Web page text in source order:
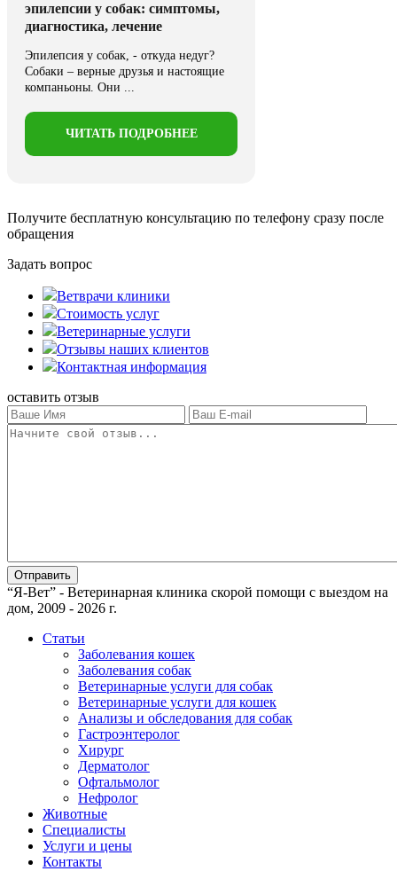
эпилепсии у собак: симптомы,
диагностика, лечение
Эпилепсия у собак, - откуда недуг?
Собаки – верные друзья и настоящие
компаньоны. Они ...
ЧИТАТЬ ПОДРОБНЕЕ
Получите бесплатную консультацию по телефону сразу после
обращения
Задать вопрос
Ветврачи клиники
Стоимость услуг
Ветеринарные услуги
Отзывы наших клиентов
Контактная информация
оставить отзыв
“Я-Вет” - Ветеринарная клиника скорой помощи с выездом на
дом, 2009 - 2026 г.
Статьи
Заболевания кошек
Заболевания собак
Ветеринарные услуги для собак
Ветеринарные услуги для кошек
Анализы и обследования для собак
Гастроэнтеролог
Хирург
Дерматолог
Офтальмолог
Нефролог
Животные
Специалисты
Услуги и цены
Контакты